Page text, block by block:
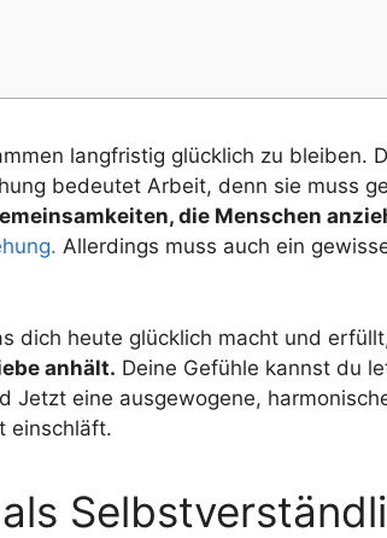
langfristig glücklich zu bleiben.
bedeutet Arbeit, denn sie muss
die Menschen
Allerdings muss auch ein
dich heute glücklich macht und
anhält. Deine Gefühle kannst du
eine ausgewogene,
einschläft.